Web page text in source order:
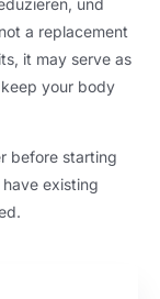
und
a replacement
, it may serve as
your body
before starting
existing
.